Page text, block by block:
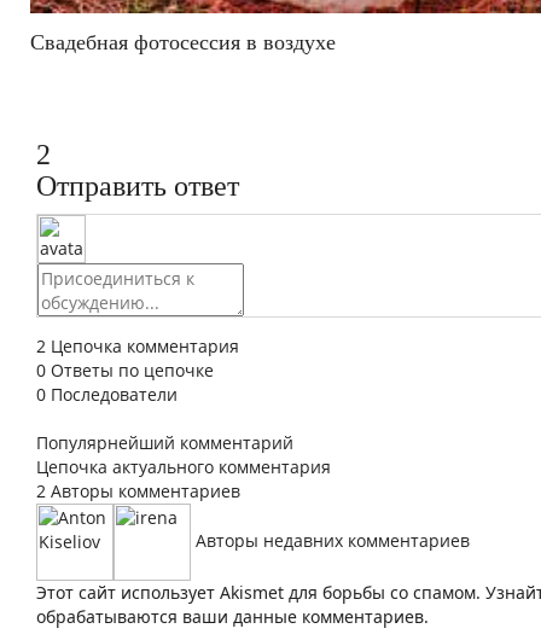
Свадебная фотосессия в воздухе
2
Отправить ответ
2 Цепочка комментария
0 Ответы по цепочке
0 Последователи
Популярнейший комментарий
Цепочка актуального комментария
2 Авторы комментариев
Авторы недавних комментариев
Этот сайт использует Akismet для борьбы со спамом.
обрабатываются ваши данные комментариев.